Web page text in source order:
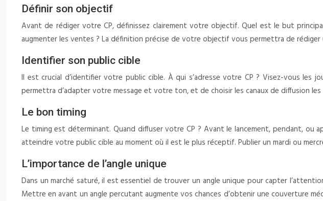
Définir son objectif
Avant de rédiger votre CP, définissez clairement votre objectif. Quel est le but
augmenter les ventes ? La définition précise de votre objectif vous permettra de
Identifier son public cible
Il est crucial d’identifier votre public cible. À qui s’adresse votre CP ? Visez-vous les
permettra d’adapter votre message et votre ton, et de choisir les canaux de diffusion
Le bon timing
Le timing est déterminant. Quand diffuser votre CP ? Avant le lancement, pendant, ou
atteindre votre public cible au moment où il est le plus réceptif. Publier un mardi ou
L’importance de l’angle unique
Dans un marché saturé, il est essentiel de trouver un angle unique pour capter
Mettre en avant un angle percutant augmente vos chances d’obtenir une couverture